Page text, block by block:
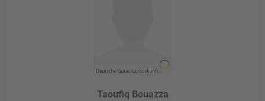
Taoufiq Bouazza